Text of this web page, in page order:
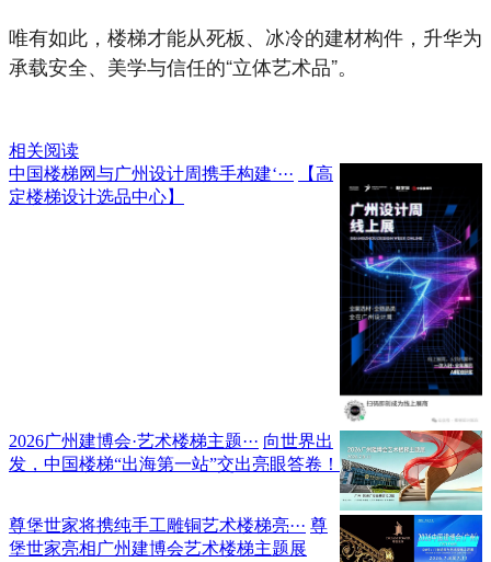
唯有如此，楼梯才能从死板、冰冷的建材构件，升华为
承载安全、美学与信任的“立体艺术品”。
相关阅读
中国楼梯网与广州设计周携手构建‘···
【高
定楼梯设计选品中心】
2026广州建博会·艺术楼梯主题··· 向世界出
发，中国楼梯“出海第一站”交出亮眼答卷！
尊堡世家将携纯手工雕铜艺术楼梯亮··· 尊
堡世家亮相广州建博会艺术楼梯主题展